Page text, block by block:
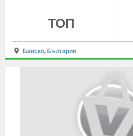
ТОП
Банско, България